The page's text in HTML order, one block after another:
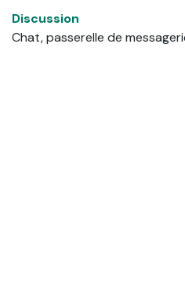
Discussion
Chat, passerelle de